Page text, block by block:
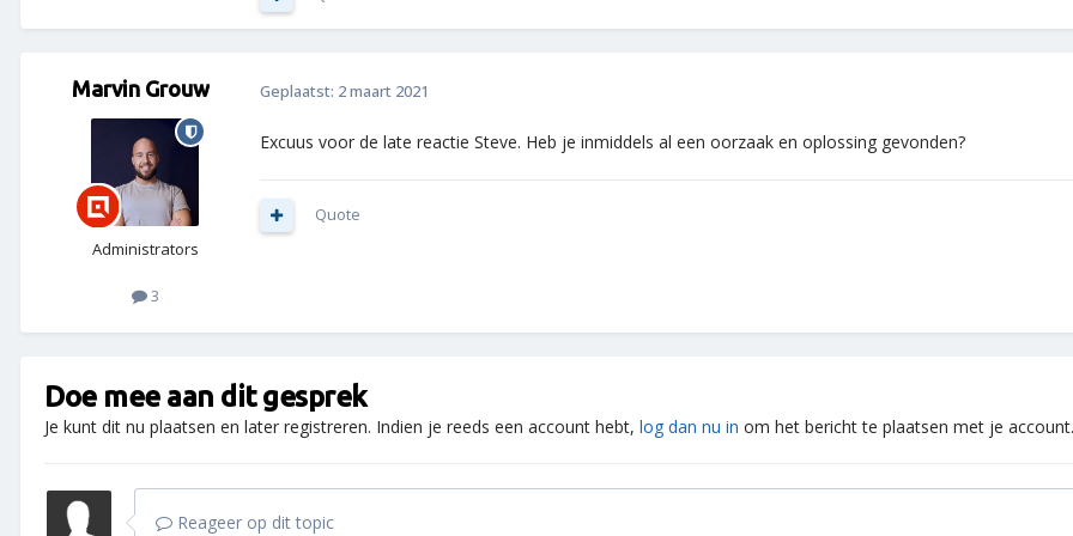
Marvin Grouw
Administrators
3
Geplaatst: 2 maart 2021
Excuus voor de late reactie Steve. Heb je inmiddels al een oorzaak en oplossing gevonden?
Quote
Doe mee aan dit gesprek
Je kunt dit nu plaatsen en later registreren. Indien je reeds een account hebt, log dan nu in om het bericht te plaatsen met je account.
Reageer op dit topic